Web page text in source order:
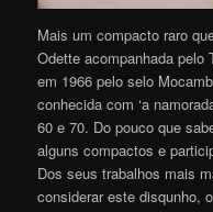
Mais um compacto raro
Odette acompanhada pelo
em 1966 pelo selo
conhecida com ‘a
60 e 70. Do pouco que
alguns compactos e
Dos seus trabalhos mais
considerar este disqunho,